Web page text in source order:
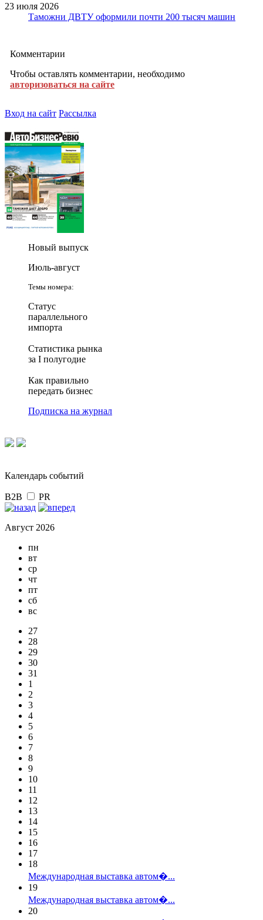
23 июля 2026
Таможни ДВТУ оформили почти 200 тысяч машин
Комментарии
Чтобы оставлять комментарии, необходимо
авторизоваться на сайте
Вход на сайт Рассылка
Новый выпуск
Июль-август
Темы номера:
Статус
параллельного
импорта
Статистика рынка
за I полугодие
Как правильно
передать бизнес
Подписка на журнал
Календарь событий
B2B PR
Август 2026
пн
вт
ср
чт
пт
сб
вс
27
28
29
30
31
1
2
3
4
5
6
7
8
9
10
11
12
13
14
15
16
17
18
Международная выставка автом�...
19
Международная выставка автом�...
20